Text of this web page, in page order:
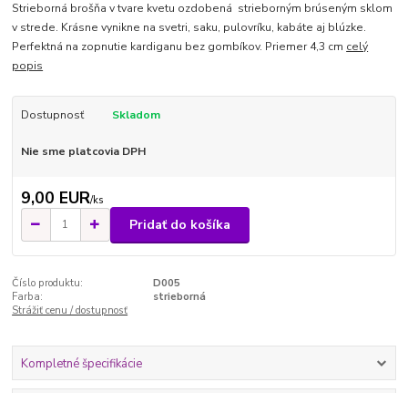
Strieborná brošňa v tvare kvetu ozdobená strieborným brúseným sklom
v strede. Krásne vynikne na svetri, saku, pulovríku, kabáte aj blúzke.
Perfektná na zopnutie kardiganu bez gombíkov. Priemer 4,3 cm celý
popis
Dostupnosť Skladom
Nie sme platcovia DPH
9,00 EUR/ks
Pridať do košíka
Číslo produktu:
D005
Farba:
strieborná
Strážiť cenu / dostupnosť
Kompletné špecifikácie